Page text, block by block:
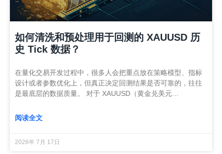
如何清洗和预处理用于回测的 XAUUSD 历
史 Tick 数据？
在量化交易开发过程中，很多人会把重点放在策略模型、指标
设计或者参数优化上，但真正决定回测结果是否可靠的，往往
是最底层的数据质量。 对于 XAUUSD（黄金兑美元…
阅读全文
2026年 7月 17日